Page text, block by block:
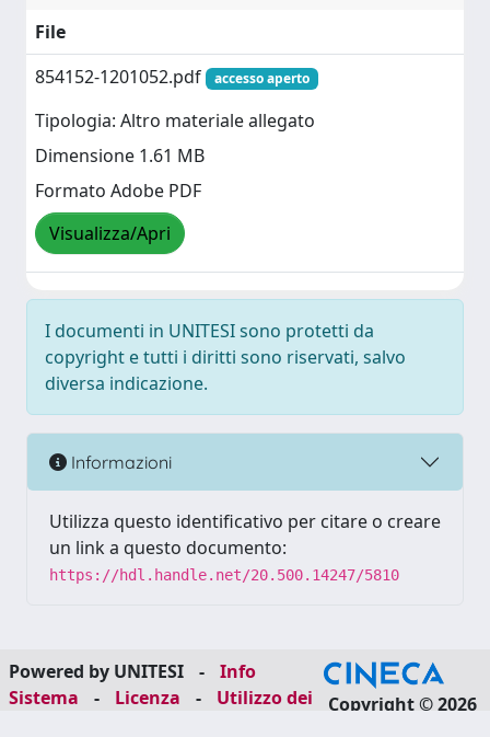
File
854152-1201052.pdf
accesso aperto
Tipologia: Altro materiale allegato
Dimensione 1.61 MB
Formato Adobe PDF
Visualizza/Apri
I documenti in UNITESI sono protetti da
copyright e tutti i diritti sono riservati, salvo
diversa indicazione.
Informazioni
Utilizza questo identificativo per citare o creare
un link a questo documento:
https://hdl.handle.net/20.500.14247/5810
Powered by UNITESI -
Info
Sistema
- Licenza -
Utilizzo dei
Copyright © 2026